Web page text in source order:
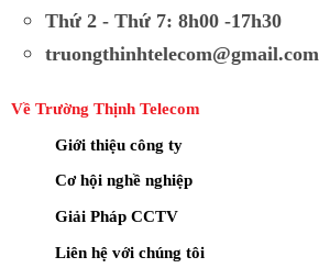
Thứ 2 - Thứ 7: 8h00 -17h30
truongthinhtelecom@gmail.com
Về Trường Thịnh Telecom
Giới thiệu công ty
Cơ hội nghề nghiệp
Giải Pháp CCTV
Liên hệ với chúng tôi